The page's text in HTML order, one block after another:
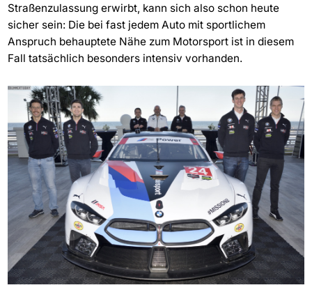
Straßenzulassung erwirbt, kann sich also schon heute
sicher sein: Die bei fast jedem Auto mit sportlichem
Anspruch behauptete Nähe zum Motorsport ist in diesem
Fall tatsächlich besonders intensiv vorhanden.